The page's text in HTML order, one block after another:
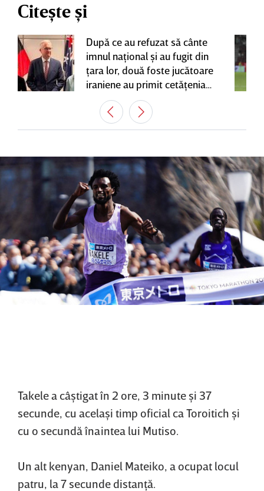
Citește și
După ce au refuzat să cânte
imnul naţional şi au fugit din
ţara lor, două foste jucătoare
iraniene au primit cetăţenia
australiană
Takele a câştigat în 2 ore, 3 minute şi 37
secunde, cu acelaşi timp oficial ca Toroitich şi
cu o secundă înaintea lui Mutiso.
Un alt kenyan, Daniel Mateiko, a ocupat locul
patru, la 7 secunde distanţă.